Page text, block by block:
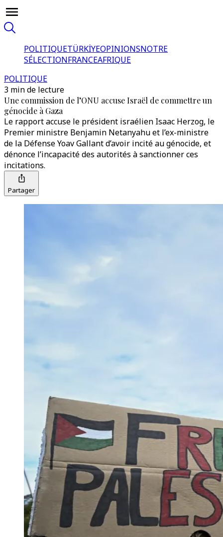
POLITIQUETÜRKİYEOPINIONSNOTRE
SÉLECTIONFRANCEAFRIQUE
POLITIQUE
3 min de lecture
Une commission de l’ONU accuse Israël de commettre un
génocide à Gaza
Le rapport accuse le président israélien Isaac Herzog, le
Premier ministre Benjamin Netanyahu et l’ex-ministre
de la Défense Yoav Gallant d’avoir incité au génocide, et
dénonce l’incapacité des autorités à sanctionner ces
incitations.
Partager